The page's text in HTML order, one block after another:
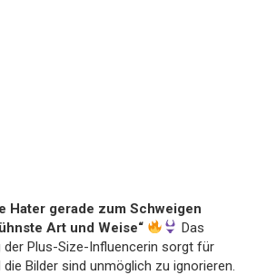
Hater gerade zum Schweigen
Art und Weise“
Das
Plus-Size-Influencerin sorgt für
Bilder sind unmöglich zu ignorieren.